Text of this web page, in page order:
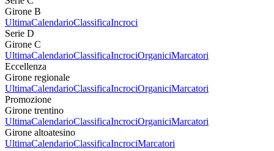
Girone B
UltimaCalendarioClassificaIncroci
Serie D
Girone C
UltimaCalendarioClassificaIncrociOrganiciMarcatori
Eccellenza
Girone regionale
UltimaCalendarioClassificaIncrociOrganiciMarcatori
Promozione
Girone trentino
UltimaCalendarioClassificaIncrociOrganiciMarcatori
Girone altoatesino
UltimaCalendarioClassificaIncrociMarcatori